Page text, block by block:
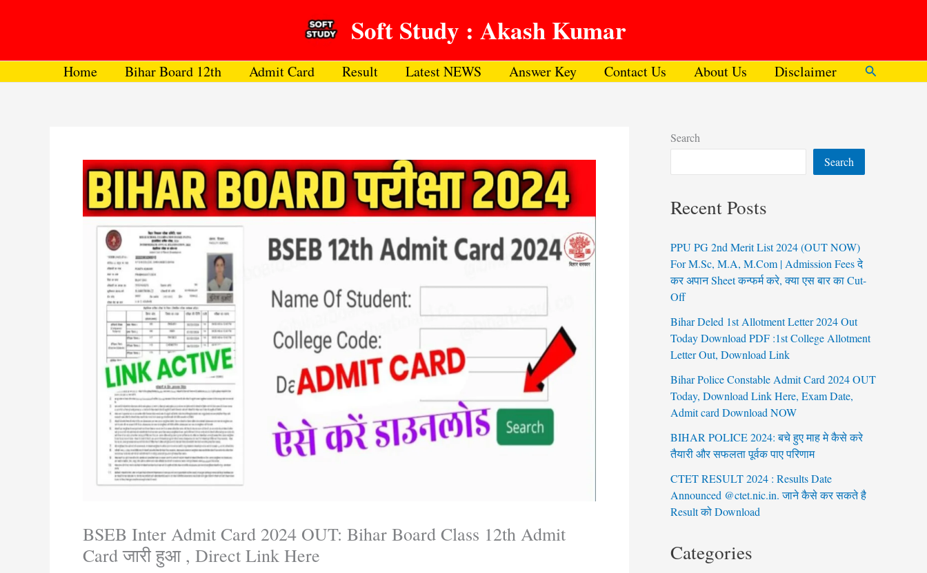
Soft Study : Akash Kumar
Home Bihar Board 12th Admit Card Result Latest NEWS Answer Key Contact Us About Us Disclaimer Search
BSEB Inter Admit Card 2024 OUT: Bihar Board Class 12th Admit
Card जारी हुआ , Direct Link Here
Search
Search
Recent Posts
PPU PG 2nd Merit List 2024 (OUT NOW)
For M.Sc, M.A, M.Com | Admission Fees दे
कर अपान Sheet कन्फर्म करे, क्या एस बार का Cut-
Off
Bihar Deled 1st Allotment Letter 2024 Out
Today Download PDF :1st College Allotment
Letter Out, Download Link
Bihar Police Constable Admit Card 2024 OUT
Today, Download Link Here, Exam Date,
Admit card Download NOW
BIHAR POLICE 2024: बचे हुए माह मे कैसे करे
तैयारी और सफलता पूर्वक पाए परिणाम
CTET RESULT 2024 : Results Date
Announced @ctet.nic.in. जाने कैसे कर सकते है
Result को Download
Categories